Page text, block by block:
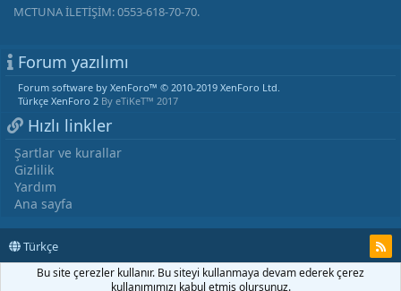
MCTUNA İLETİŞİM: 0553-618-70-70.
Forum yazılımı
Forum software by XenForo™ © 2010-2019 XenForo Ltd.
Türkçe XenForo 2 By eTiKeT™ 2017
Hızlı linkler
Şartlar ve kurallar
Gizlilik
Yardım
Ana sayfa
Türkçe
Bu site çerezler kullanır. Bu siteyi kullanmaya devam ederek çerez
kullanımımızı kabul etmiş olursunuz.